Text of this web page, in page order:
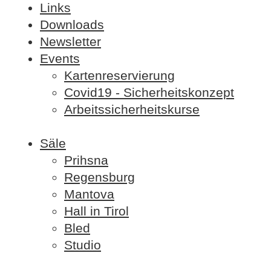
Links
Downloads
Newsletter
Events
Kartenreservierung
Covid19 - Sicherheitskonzept
Arbeitssicherheitskurse
Säle
Prihsna
Regensburg
Mantova
Hall in Tirol
Bled
Studio